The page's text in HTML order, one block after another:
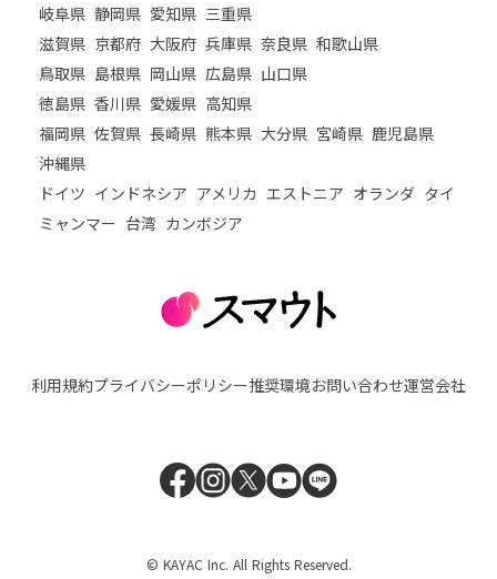
岐阜県 静岡県 愛知県 三重県
滋賀県 京都府 大阪府 兵庫県 奈良県 和歌山県
鳥取県 島根県 岡山県 広島県 山口県
徳島県 香川県 愛媛県 高知県
福岡県 佐賀県 長崎県 熊本県 大分県 宮崎県 鹿児島県
沖縄県
ドイツ インドネシア アメリカ エストニア オランダ タイ
ミャンマー 台湾 カンボジア
利用規約プライバシーポリシー推奨環境お問い合わせ運営会社
© KAYAC Inc. All Rights Reserved.